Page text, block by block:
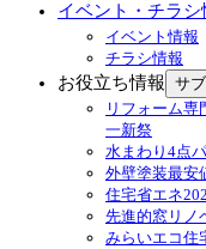
イベント・チラシ
イベント情報
チラシ情報
お役立ち情報 サ
リフォーム専
一新祭
水まわり4点
外壁塗装最安
住宅省エネ
先進的窓リノ
みらいエコ住